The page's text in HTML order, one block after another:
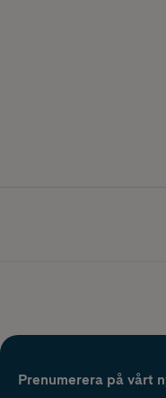
Prenumerera på vårt